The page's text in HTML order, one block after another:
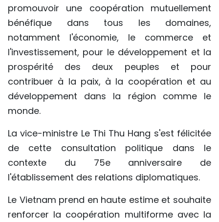
promouvoir une coopération mutuellement
bénéfique dans tous les domaines,
notamment l'économie, le commerce et
l'investissement, pour le développement et la
prospérité des deux peuples et pour
contribuer à la paix, à la coopération et au
développement dans la région comme le
monde.
La vice-ministre Le Thi Thu Hang s'est félicitée
de cette consultation politique dans le
contexte du 75e anniversaire de
l'établissement des relations diplomatiques.
Le Vietnam prend en haute estime et souhaite
renforcer la coopération multiforme avec la